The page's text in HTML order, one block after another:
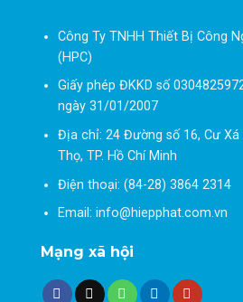
Công Ty TNHH Thiết Bị Công
(HPC)
Giấy phép ĐKKD số
ngày 31/01/2007
Địa chỉ: 24 Đường số 16, Cư Xá
Thọ, TP. Hồ Chí Minh
Điện thoại: (84-28) 3864 2314
Email: info@hiepphat.com.vn
Mạng xã hội